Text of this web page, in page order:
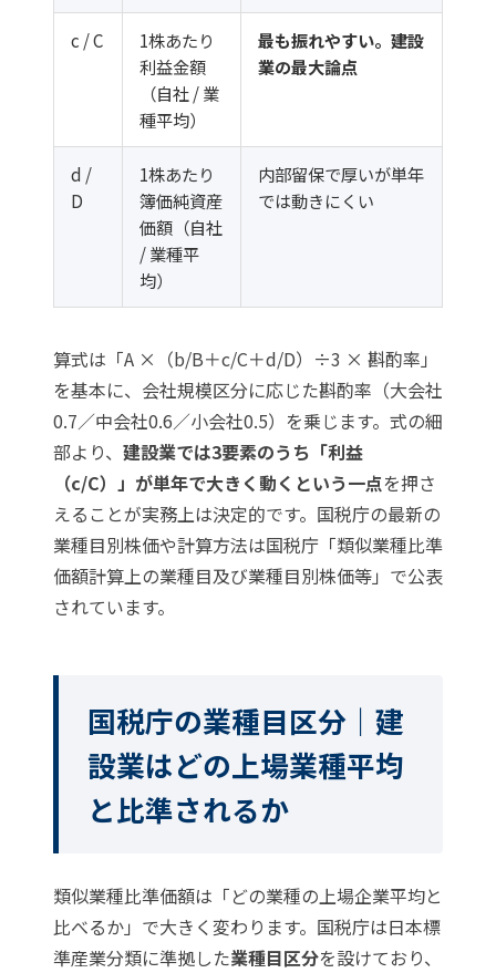
c / C
1株あたり
利益金額
（自社 / 業
種平均）
最も振れやすい。建設
業の最大論点
d /
D
1株あたり
簿価純資産
価額（自社
/ 業種平
均）
内部留保で厚いが単年
では動きにくい
算式は「A ×（b/B＋c/C＋d/D）÷3 × 斟酌率」
を基本に、会社規模区分に応じた斟酌率（大会社
0.7／中会社0.6／小会社0.5）を乗じます。式の細
部より、 建設業では3要素のうち「利益
（c/C）」が単年で大きく動くという一点を押さ
えることが実務上は決定的です。国税庁の最新の
業種目別株価や計算方法は国税庁「類似業種比準
価額計算上の業種目及び業種目別株価等」 で公表
されています。
国税庁の業種目区分｜建
設業はどの上場業種平均
と比準されるか
類似業種比準価額は「どの業種の上場企業平均と
比べるか」で大きく変わります。国税庁は日本標
準産業分類に準拠した業種目区分を設けており、